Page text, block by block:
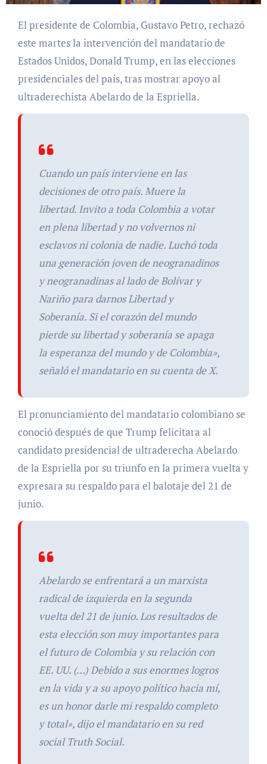
El presidente de Colombia, Gustavo Petro, rechazó
este martes la intervención del mandatario de
Estados Unidos, Donald Trump, en las elecciones
presidenciales del país, tras mostrar apoyo al
ultraderechista Abelardo de la Espriella.
Cuando un país interviene en las
decisiones de otro país. Muere la
libertad. Invito a toda Colombia a votar
en plena libertad y no volvernos ni
esclavos ni colonia de nadie. Luchó toda
una generación joven de neogranadinos
y neogranadinas al lado de Bolívar y
Nariño para darnos Libertad y
Soberanía. Si el corazón del mundo
pierde su libertad y soberanía se apaga
la esperanza del mundo y de Colombia»,
señaló el mandatario en su cuenta de X.
El pronunciamiento del mandatario colombiano se
conoció después de que Trump felicitara al
candidato presidencial de ultraderecha Abelardo
de la Espriella por su triunfo en la primera vuelta y
expresara su respaldo para el balotaje del 21 de
junio.
Abelardo se enfrentará a un marxista
radical de izquierda en la segunda
vuelta del 21 de junio. Los resultados de
esta elección son muy importantes para
el futuro de Colombia y su relación con
EE. UU. (…) Debido a sus enormes logros
en la vida y a su apoyo político hacia mí,
es un honor darle mi respaldo completo
y total», dijo el mandatario en su red
social Truth Social.